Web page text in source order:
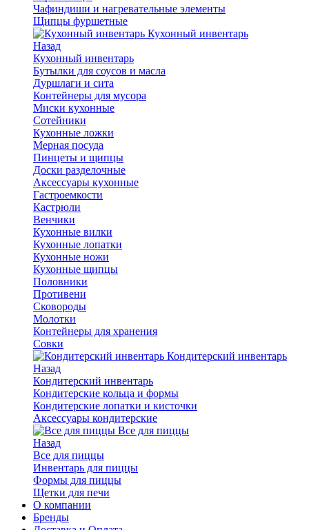
Чафиндиши и нагревательные элементы
Щипцы фуршетные
Кухонный инвентарь
Назад
Кухонный инвентарь
Бутылки для соусов и масла
Дуршлаги и сита
Контейнеры для мусора
Миски кухонные
Сотейники
Кухонные ложки
Мерная посуда
Пинцеты и щипцы
Доски разделочные
Аксессуары кухонные
Гастроемкости
Кастрюли
Венчики
Кухонные вилки
Кухонные лопатки
Кухонные ножи
Кухонные щипцы
Половники
Противени
Сковороды
Молотки
Контейнеры для хранения
Совки
Кондитерский инвентарь
Назад
Кондитерский инвентарь
Кондитерские кольца и формы
Кондитерские лопатки и кисточки
Аксессуары кондитерские
Все для пиццы
Назад
Все для пиццы
Инвентарь для пиццы
Формы для пиццы
Щетки для печи
О компании
Бренды